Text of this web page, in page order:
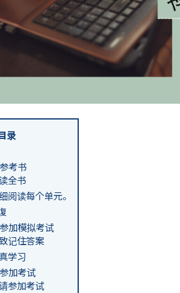
录
考书
全书
阅读每个单元。
加模拟考试
记住答案
学习
加考试
参加考试